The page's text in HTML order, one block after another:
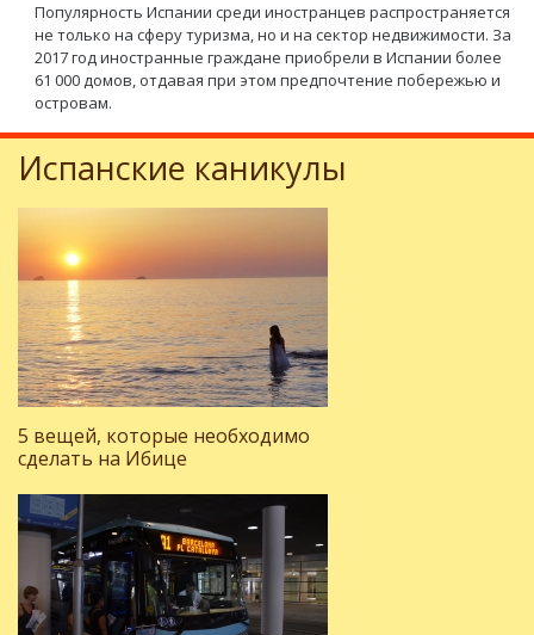
Популярность Испании среди иностранцев распространяется
не только на сферу туризма, но и на сектор недвижимости. За
2017 год иностранные граждане приобрели в Испании более
61 000 домов, отдавая при этом предпочтение побережью и
островам.
Испанские каникулы
5 вещей, которые необходимо
сделать на Ибице